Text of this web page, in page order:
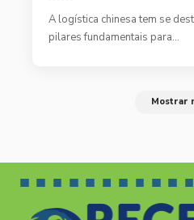
A logística chinesa tem se
pilares fundamentais para…
Mostrar